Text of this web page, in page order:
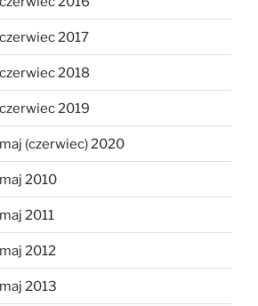
2017
2018
2019
(czerwiec) 2020
2010
2011
2012
2013